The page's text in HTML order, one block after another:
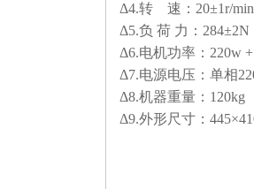
Δ4.转 速：20±1r/min
Δ5.负 荷 力：
Δ6.电机功率：220w
Δ7.电源电压：
Δ8.机器重量：120kg
Δ9.外形尺寸：